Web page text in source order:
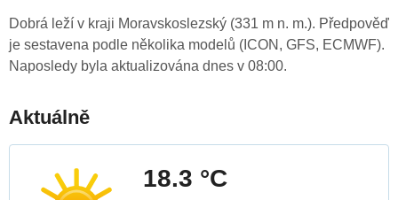
Dobrá leží v kraji Moravskoslezský (331 m n. m.). Předpověď
je sestavena podle několika modelů (ICON, GFS, ECMWF).
Naposledy byla aktualizována dnes v 08:00.
Aktuálně
18.3 °C